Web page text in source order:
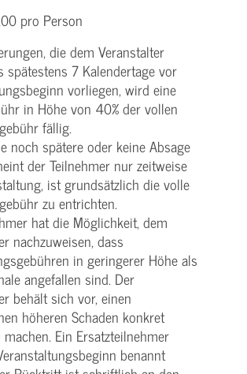
pro Person
die dem Veranstalter
spätestens 7 Kalendertage vor
vorliegen, wird eine
in Höhe von 40% der vollen
fällig.
noch spätere oder keine Absage
der Teilnehmer nur zeitweise
ist grundsätzlich die volle
zu entrichten.
hat die Möglichkeit, dem
nachzuweisen, dass
in geringerer Höhe als
angefallen sind. Der
behält sich vor, einen
höheren Schaden konkret
Ein Ersatzteilnehmer
benannt